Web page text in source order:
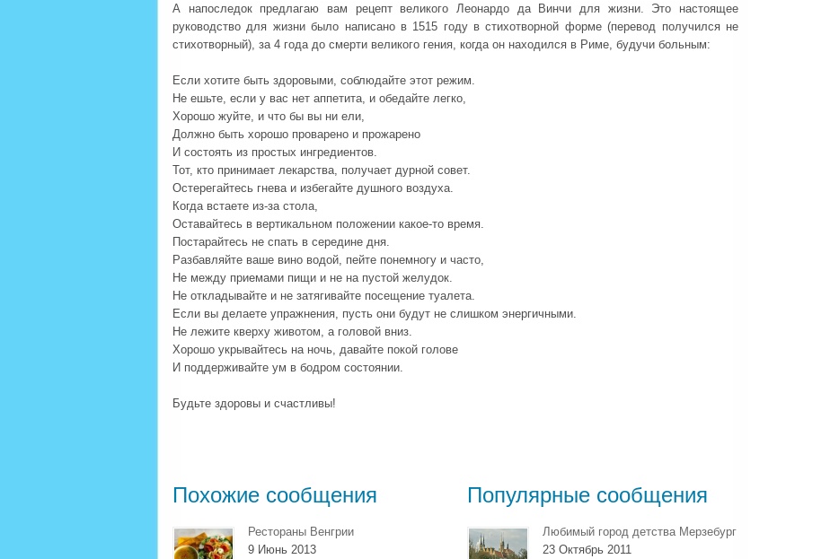
А напоследок предлагаю вам рецепт великого Леонардо да Винчи для жизни. Это настоящее
руководство для жизни было написано в 1515 году в стихотворной форме (перевод получился не
стихотворный), за 4 года до смерти великого гения, когда он находился в Риме, будучи больным:
Если хотите быть здоровыми, соблюдайте этот режим.
Не ешьте, если у вас нет аппетита, и обедайте легко,
Хорошо жуйте, и что бы вы ни ели,
Должно быть хорошо проварено и прожарено
И состоять из простых ингредиентов.
Тот, кто принимает лекарства, получает дурной совет.
Остерегайтесь гнева и избегайте душного воздуха.
Когда встаете из-за стола,
Оставайтесь в вертикальном положении какое-то время.
Постарайтесь не спать в середине дня.
Разбавляйте ваше вино водой, пейте понемногу и часто,
Не между приемами пищи и не на пустой желудок.
Не откладывайте и не затягивайте посещение туалета.
Если вы делаете упражнения, пусть они будут не слишком энергичными.
Не лежите кверху животом, а головой вниз.
Хорошо укрывайтесь на ночь, давайте покой голове
И поддерживайте ум в бодром состоянии.
Будьте здоровы и счастливы!
Похожие сообщения
Рестораны Венгрии
9 Июнь 2013
Популярные сообщения
Любимый город детства Мерзебург
23 Октябрь 2011